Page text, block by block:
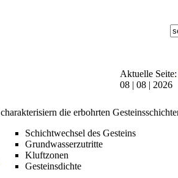
Aktuelle Seite:
08 | 08 | 2026
charakterisiern die erbohrten
Schichtwechsel des Gesteins
Grundwasserzutritte
Kluftzonen
Gesteinsdichte